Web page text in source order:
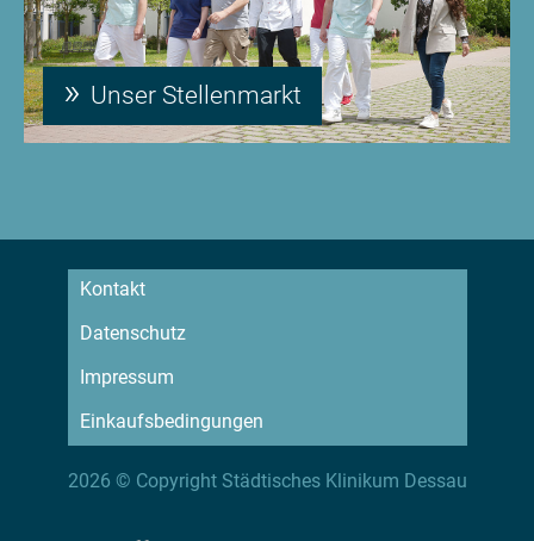
Unser Stellenmarkt
Kontakt
Datenschutz
Impressum
Einkaufsbedingungen
2026 © Copyright Städtisches Klinikum Dessau